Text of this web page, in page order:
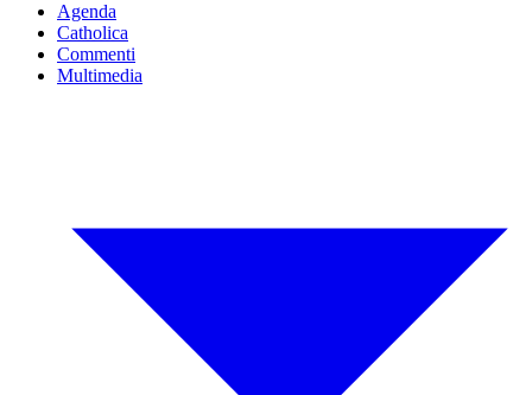
Agenda
Catholica
Commenti
Multimedia